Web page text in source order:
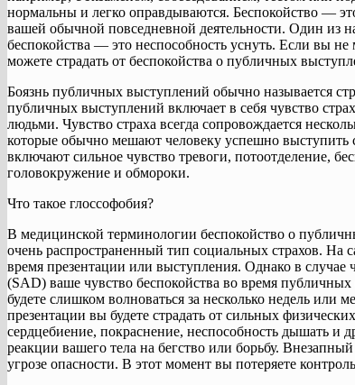
нормальны и легко оправдываются. Беспокойство —
вашей обычной повседневной деятельности. Один из
беспокойства — это неспособность уснуть. Если вы
можете страдать от беспокойства о публичных
Боязнь публичных выступлений обычно называется
публичных выступлений включает в себя чувство
людьми. Чувство страха всегда сопровождается
которые обычно мешают человеку успешно
включают сильное чувство тревоги, потоотделение,
головокружение и обмороки.
Что такое глоссофобия?
В медицинской терминологии беспокойство о
очень распространенный тип социальных страхов. На
время презентации или выступления. Однако в
(SAD) ваше чувство беспокойства во время
будете слишком волноваться за несколько недель или
презентации вы будете страдать от сильных
сердцебиение, покраснение, неспособность дышать и
реакции вашего тела на бегство или борьбу.
угрозе опасности. В этот момент вы потеряете